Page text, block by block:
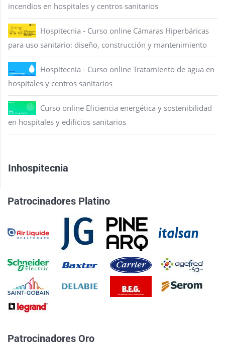
incendios en hospitales y centros sanitarios
Hospitecnia - Curso online Cámaras Hiperbáricas
para uso sanitario: diseño, construcción y mantenimiento
Hospitecnia - Curso online Tratamiento de agua en
hospitales y centros sanitarios
Curso online Eficiencia energética y sostenibilidad
en hospitales y edificios sanitarios
Inhospitecnia
Patrocinadores Platino
Patrocinadores Oro